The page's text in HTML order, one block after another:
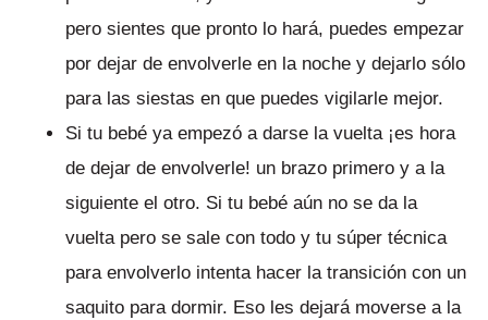
pero sientes que pronto lo hará, puedes empezar
por dejar de envolverle en la noche y dejarlo sólo
para las siestas en que puedes vigilarle mejor.
Si tu bebé ya empezó a darse la vuelta ¡es hora
de dejar de envolverle! un brazo primero y a la
siguiente el otro. Si tu bebé aún no se da la
vuelta pero se sale con todo y tu súper técnica
para envolverlo intenta hacer la transición con un
saquito para dormir. Eso les dejará moverse a la